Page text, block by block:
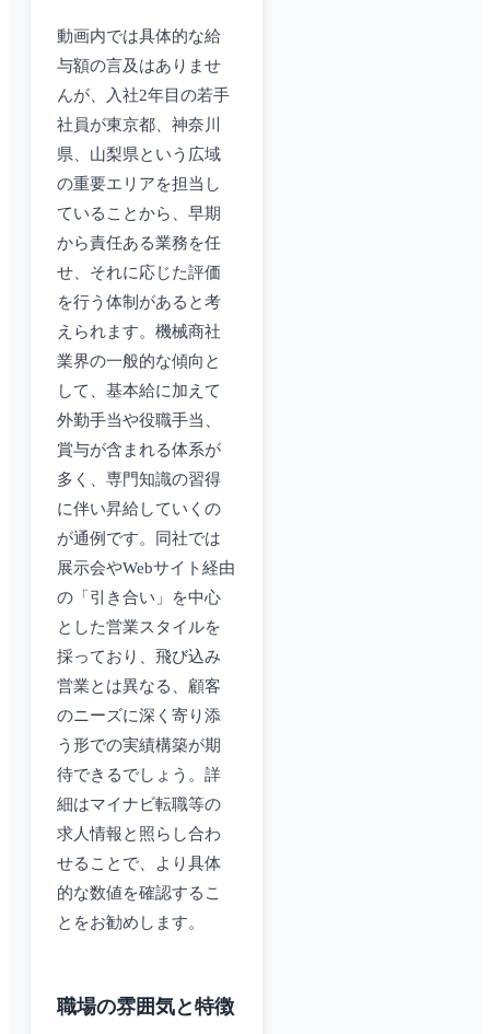
動画内では具体的な給
与額の言及はありませ
んが、入社2年目の若手
社員が東京都、神奈川
県、山梨県という広域
の重要エリアを担当し
ていることから、早期
から責任ある業務を任
せ、それに応じた評価
を行う体制があると考
えられます。機械商社
業界の一般的な傾向と
して、基本給に加えて
外勤手当や役職手当、
賞与が含まれる体系が
多く、専門知識の習得
に伴い昇給していくの
が通例です。同社では
展示会やWebサイト経由
の「引き合い」を中心
とした営業スタイルを
採っており、飛び込み
営業とは異なる、顧客
のニーズに深く寄り添
う形での実績構築が期
待できるでしょう。詳
細はマイナビ転職等の
求人情報と照らし合わ
せることで、より具体
的な数値を確認するこ
とをお勧めします。
職場の雰囲気と特徴